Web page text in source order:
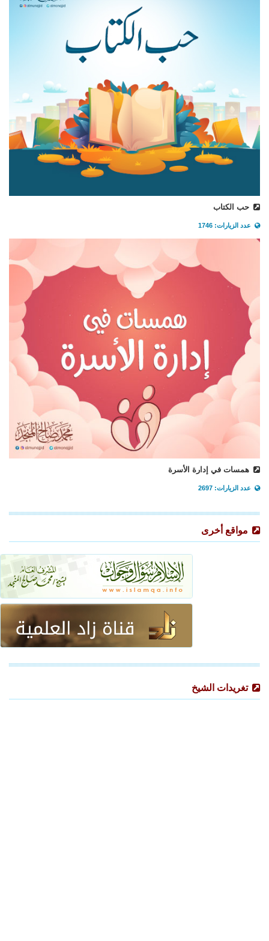
حب الكتاب
عدد الزيارات: 1746
همسات في إدارة الأسرة
عدد الزيارات: 2697
مواقع أخرى
تغريدات الشيخ